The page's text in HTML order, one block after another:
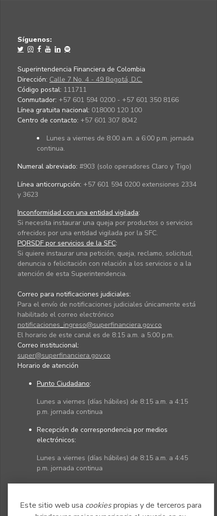
Este sitio web usa cookiespropias y de terceros para
Síguenos:
Superintendencia Financiera de Colombia
Dirección: Calle 7 No. 4 - 49 Bogotá, D.C.
Código postal: 111711
Conmutador: +57 601 594 0200 - +57 601 350 8166
Línea gratuita nacional: 018000 120 100
Centro de contacto: +57 601 307 8042
Lunes a viernes de 8:00 a.m. a 6:00 p.m. jornada
continua.
Numeral abreviado: #903 (solo operadores Claro y Tigo)
Línea anticorrupción: +57 601 594 0200 extensiones 2334
y 3623
Inconformidad con una entidad vigilada:
Si necesita instaurar una queja por productos o servicios
ofrecidos por una entidad vigilada por la SFC.
PQRSDF por servicios de la SFC:
Si quiere instaurar una petición, queja, reclamo, solicitud,
denuncia o felicitación con relación a los servicios o a la
atención de esta Superintendencia.
Correo para notificaciones judiciales:
Para el envío de notificaciones judiciales únicamente está
habilitado el correo electrónico
notificaciones_ingreso@superfinanciera.gov.co
El horario de este canal es de 8:15 a.m. a 5:00 p.m.
Correo institucional:
super@superfinanciera.gov.co
Horario de atención
Punto Ciudadano:
Lunes a viernes (días hábiles) de 8:15 a.m. a 4:15
p.m. jornada continua
Recepción de correspondencia por medios
electrónicos:
Lunes a viernes (días hábiles) de 8:15 a.m. a 4:45
p.m. jornada continua